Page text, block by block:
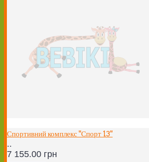
Спортивний комплекс "Спорт 13"
..
7 155.00 грн